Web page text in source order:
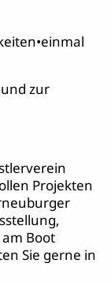
zur
Projekten
Boot
Sie gerne in